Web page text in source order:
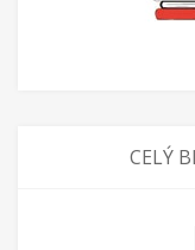
CELÝ